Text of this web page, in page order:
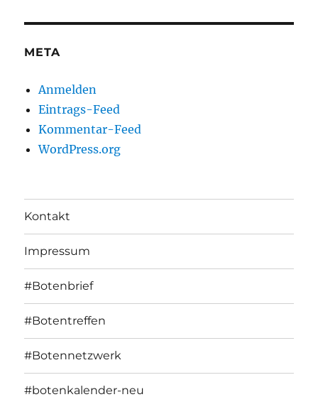
META
Anmelden
Eintrags-Feed
Kommentar-Feed
WordPress.org
Kontakt
Impressum
#Botenbrief
#Botentreffen
#Botennetzwerk
#botenkalender-neu